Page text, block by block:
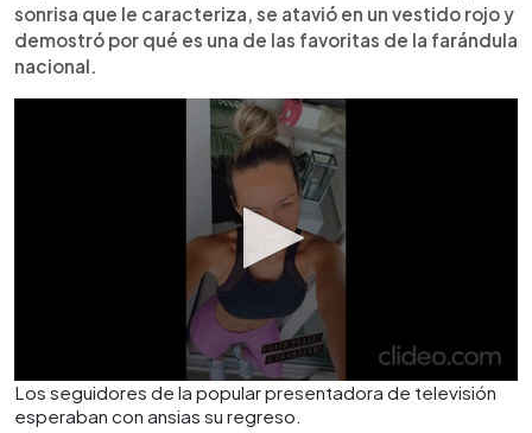
sonrisa que le caracteriza, se atavió en un vestido rojo y
demostró por qué es una de las favoritas de la farándula
nacional.
Los seguidores de la popular presentadora de televisión
esperaban con ansias su regreso.